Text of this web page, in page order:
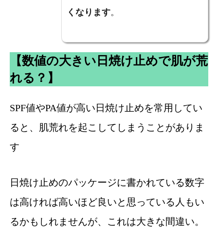
くなります。
【数値の大きい日焼け止めで肌が荒
れる？】
SPF値やPA値が高い日焼け止めを常用してい
ると、肌荒れを起こしてしまうことがありま
す
日焼け止めのパッケージに書かれている数字
は高ければ高いほど良いと思っている人もい
るかもしれませんが、これは大きな間違い。